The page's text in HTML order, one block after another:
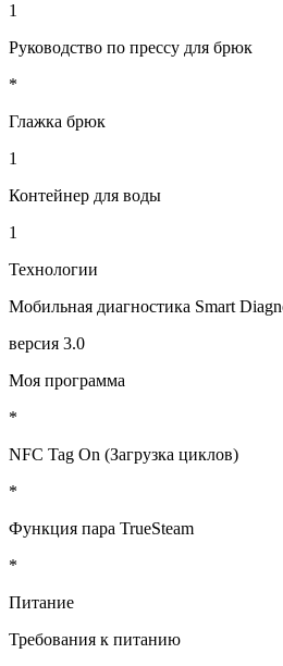
1
Руководство по прессу для брюк
*
Глажка брюк
1
Контейнер для воды
1
Технологии
Мобильная диагностика Smart
версия 3.0
Моя программа
*
NFC Tag On (Загрузка циклов)
*
Функция пара TrueSteam
*
Питание
Требования к питанию